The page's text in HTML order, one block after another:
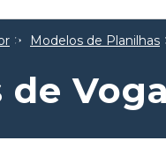
Modelos de Planilhas